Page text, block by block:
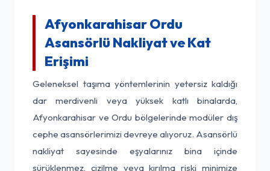
Afyonkarahisar Ordu
Asansörlü Nakliyat ve Kat
Erişimi
Geleneksel taşıma yöntemlerinin yetersiz kaldığı
dar merdivenli veya yüksek katlı binalarda,
Afyonkarahisar ve Ordu bölgelerinde modüler dış
cephe asansörlerimizi devreye alıyoruz. Asansörlü
nakliyat sayesinde eşyalarınız bina içinde
sürüklenmez, çizilme veya kırılma riski minimize